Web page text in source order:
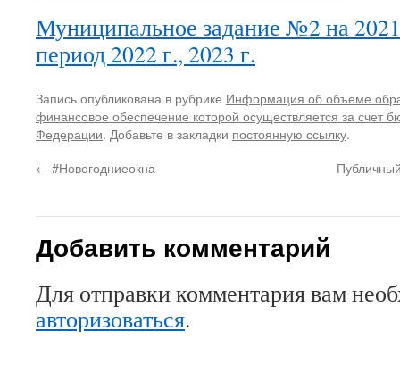
Муниципальное задание №2 на
период 2022 г., 2023 г.
Запись опубликована в рубрике Информация об объеме
финансовое обеспечение которой осуществляется за счет
Федерации. Добавьте в закладки постоянную ссылку.
← #Новогодниеокна
Добавить комментарий
Для отправки комментария вам
авторизоваться.